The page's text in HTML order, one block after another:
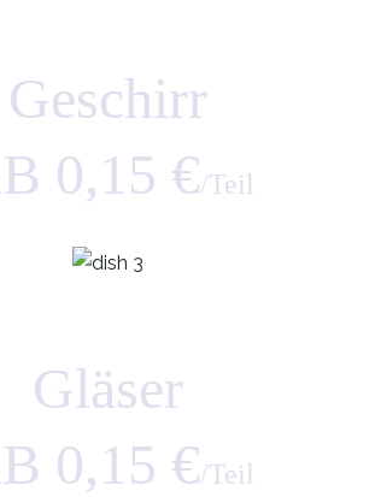
Geschirr
0,15 €/Teil
Gläser
0,15 €/Teil